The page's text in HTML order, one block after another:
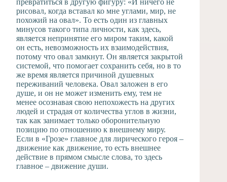
превратиться в другую фигуру: «И ничего не
рисовал, когда вставал ко мне углами, мир, не
похожий на овал». То есть один из главных
минусов такого типа личности, как здесь,
является непринятие его миром таким, какой
он есть, невозможность их взаимодействия,
потому что овал замкнут. Он является закрытой
системой, что помогает сохранить себя, но в то
же время является причиной душевных
переживаний человека. Овал заложен в его
душе, и он не может изменить ему, тем не
менее осознавая свою непохожесть на других
людей и страдая от количества углов в жизни,
так как занимает только оборонительную
позицию по отношению к внешнему миру.
Если в «Грозе» главное для лирического героя –
движение как движение, то есть внешнее
действие в прямом смысле слова, то здесь
главное – движение души.